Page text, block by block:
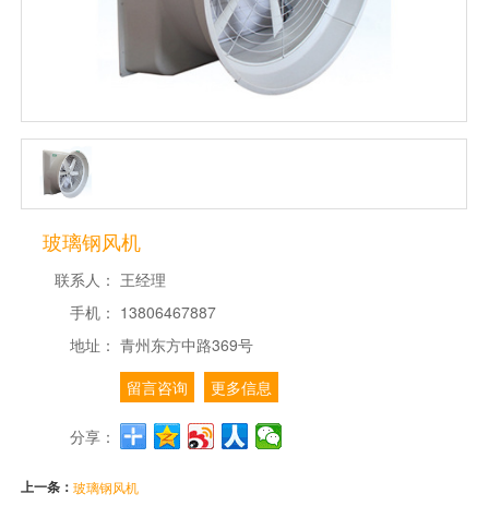
玻璃钢风机
联系人： 王经理
手机： 13806467887
地址： 青州东方中路369号
留言咨询
更多信息
分享：
上一条：玻璃钢风机